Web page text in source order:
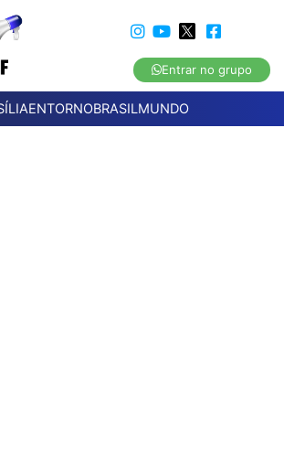
Entrar no grupo
ENTORNOBRASILMUNDO